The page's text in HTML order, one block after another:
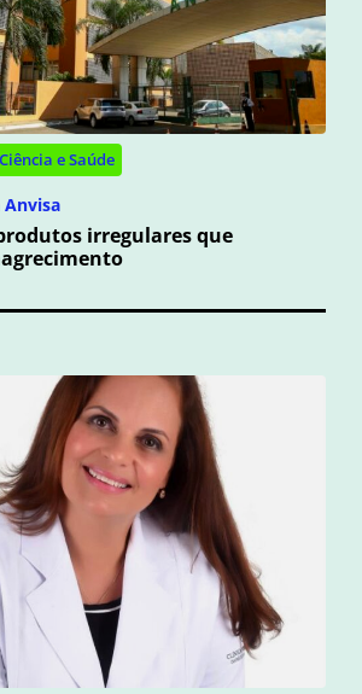
Ciência e Saúde
Anvisa
irregulares que